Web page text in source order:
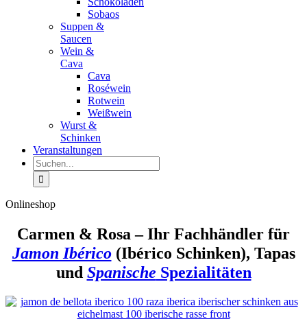
Sobaos
Suppen &
Saucen
Wein &
Cava
Cava
Roséwein
Rotwein
Weißwein
Wurst &
Schinken
Veranstaltungen
Suche
nach:
Onlineshop
Carmen & Rosa – Ihr Fachhändler für
Jamon Ibérico(Ibérico Schinken), Tapas
und Spanische Spezialitäten